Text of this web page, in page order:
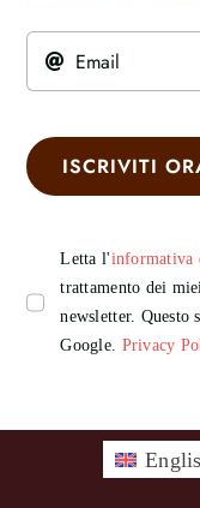
ISCRIVITI
Letta l'informativa
trattamento dei
newsletter. Questo
Google. Privacy